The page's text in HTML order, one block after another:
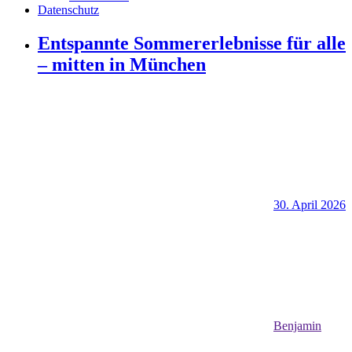
Datenschutz
Entspannte Sommererlebnisse für alle
– mitten in München
30. April 2026
Benjamin